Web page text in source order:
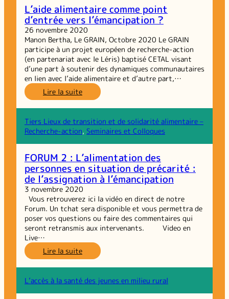
Cocagne
L’aide alimentaire comme point
d’entrée vers l’émancipation ?
26 novembre 2020
Manon Bertha, Le GRAIN, Octobre 2020 Le GRAIN
participe à un projet européen de recherche-action
(en partenariat avec le Léris) baptisé CETAL visant
d’une part à soutenir des dynamiques communautaires
en lien avec l’aide alimentaire et d’autre part,…
Lire la suite:
L’aide
alimentaire
comme
point
l’émancipation ?
Tiers Lieux de transition et de solidarité alimentaire –
Recherche-action, Seminaires et Colloques
FORUM 2 : L’alimentation des
personnes en situation de précarité :
de l’assignation à l’émancipation
3 novembre 2020
Vous retrouverez ici la vidéo en direct de notre
Forum. Un tchat sera disponible et vous permettra de
poser vos questions ou faire des commentaires qui
seront retransmis aux intervenants. Video en
Live…
Lire la suite:
FORUM
2 :
L’alimentation
L’accès à la santé des jeunes en milieu rural